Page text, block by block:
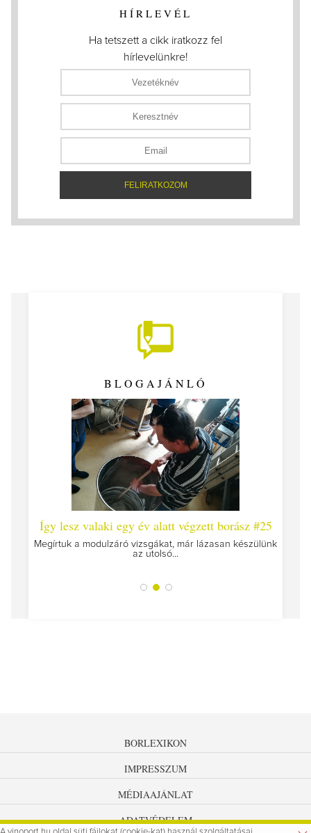
HÍRLEVÉL
Ha tetszett a cikk iratkozz fel
hírlevelünkre!
BLOGAJÁNLÓ
Így lesz valaki egy év alatt végzett borász #25
Megírtuk a modulzáró vizsgákat, már lázasan készülünk
az utolsó...
BORLEXIKON
IMPRESSZUM
MÉDIAAJÁNLAT
ADATVÉDELEM